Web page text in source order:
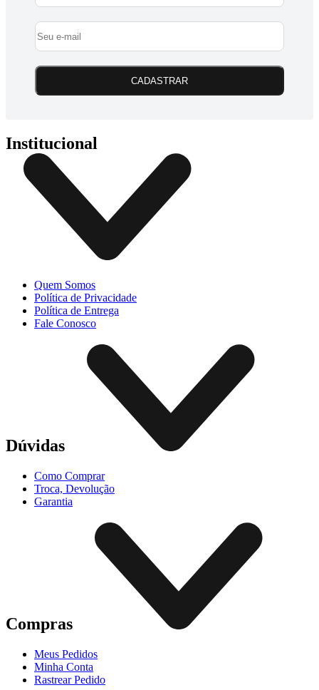
CADASTRAR
Institucional
Quem Somos
Política de Privacidade
Política de Entrega
Fale Conosco
Dúvidas
Como Comprar
Troca, Devolução
Garantia
Compras
Meus Pedidos
Minha Conta
Rastrear Pedido